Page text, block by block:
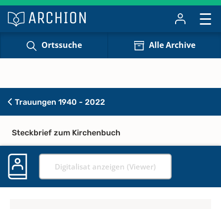
Ortssuche Alle Archive
Trauungen 1940 - 2022
Steckbrief zum Kirchenbuch
Digitalisat anzeigen (Viewer)